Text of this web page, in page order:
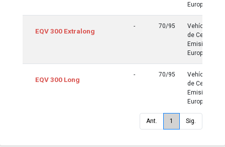
Europa
EQV 300 Extralong
- 70/95
Vehículos
de Cero
Emisiones
Europa
EQV 300 Long
- 70/95
Vehículos
de Cero
Emisiones
Europa
Ant. 1 Sig.